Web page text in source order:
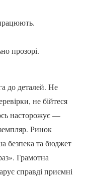
прозорі.
до деталей. Не
не бійтеся
насторожує —
Ринок
безпека та бюджет
Грамотна
справді приємні